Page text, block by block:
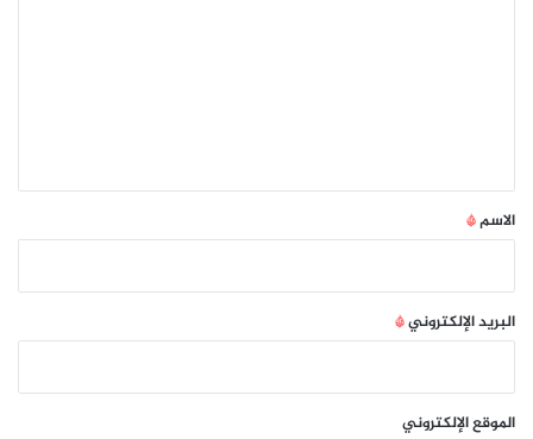
*
الاسم*
البريد الإلكتروني*
الموقع الإلكتروني